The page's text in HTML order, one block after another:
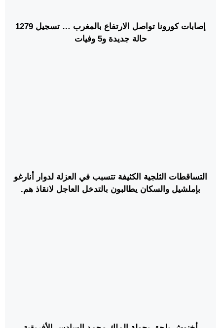
إصابات كورونا تواصل الارتفاع بالمغرب … تسجيل 1279
حالة جديدة و5 وفيات
التساقطات الثلجية الكثيفة تتسبب في العزلة لدوار أنارغو
بإملشيل والسكان يطالبون بالتدخل العاجل لانقاذ هم.